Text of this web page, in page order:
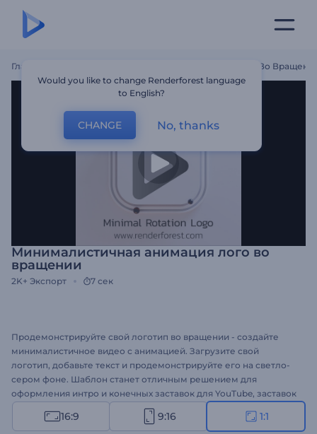
Главная Минималистичная Анимация Лого Во
Минималистичная анимация лого во
вращении
2K+ Экспорт 7 сек
Продемонстрируйте свой логотип во вращении - создайте
минималистичное видео с анимацией. Загрузите свой
логотип, добавьте текст и продемонстрируйте его на светло-
сером фоне. Шаблон станет отличным решением для
оформления интро и конечных заставок для YouTube, заставок
для презентаций, онлайн-рекламы и многого другого!
16:9 9:16 1:1
Would you like to change Renderforest language
to English?
CHANGE No, thanks